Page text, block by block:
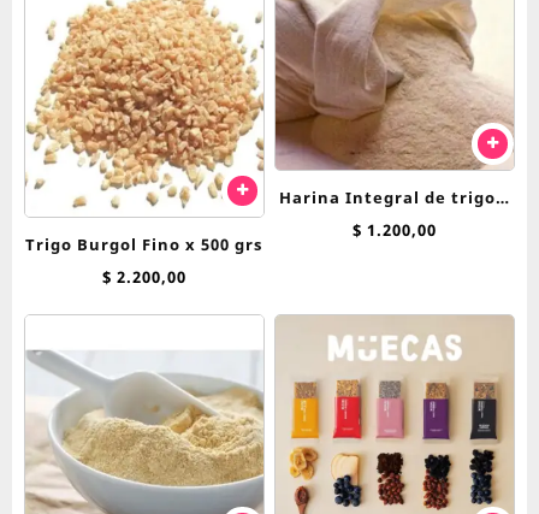
Trigo Burgol Fino x 500 grs
$ 2.200,00
Harina Integral de trigo 1
Kg
$ 1.200,00